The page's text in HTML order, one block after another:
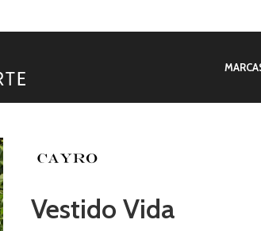
Vestido Vida